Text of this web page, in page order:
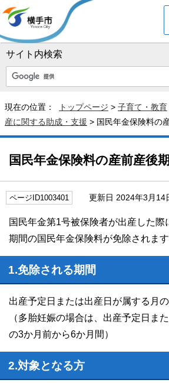
サイト内検索
現在の位置： トップページ > 子育て・教育
産に関する助成・支援 > 国民年金保険料の
国民年金保険料の産前産後
ページID1003401 更新日 2024年3月14
国民年金第1号被保険者が出産した際
期間の国民年金保険料が免除されます
1.免除される期間
出産予定日または出産日が属する月
（多胎妊娠の場合は、出産予定日ま
の3か月前から6か月間）
2.対象となる方